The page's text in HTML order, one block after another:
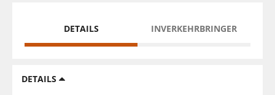
DETAILS INVERKEHRBRINGER
DETAILS